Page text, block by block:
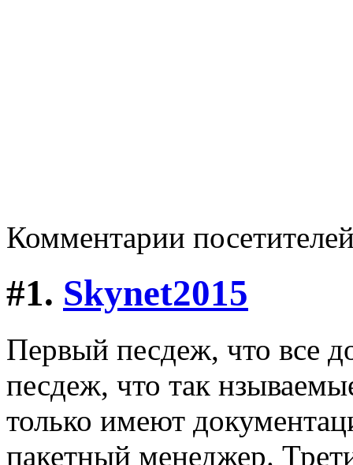
Комментарии
#1. Skynet2015
Первый песдеж, что все
песдеж, что так
только имеют
пакетный менеджер.